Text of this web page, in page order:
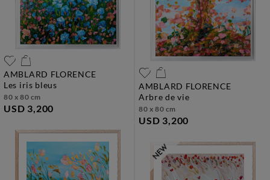
AMBLARD FLORENCE
les iris bleus
80 x 80 cm
USD 3,200
AMBLARD FLORENCE
arbre de vie
80 x 80 cm
USD 3,200